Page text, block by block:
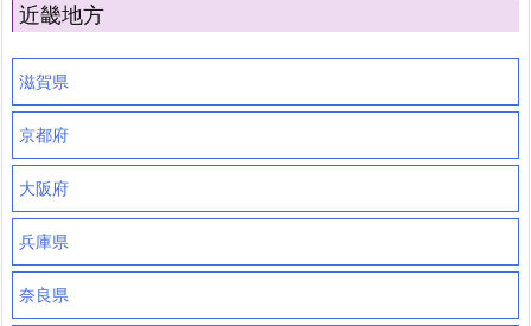
近畿地方
滋賀県
京都府
大阪府
兵庫県
奈良県